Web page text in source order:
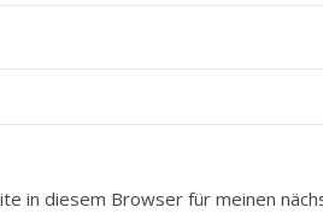
in diesem Browser für meinen